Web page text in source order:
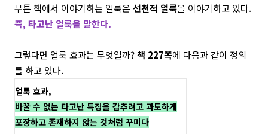
무튼 책에서 이야기하는 얼룩은 선천적 얼룩을 이야기하고 있다.
즉, 타고난 얼룩을 말한다.
그렇다면 얼룩 효과는 무엇일까?책 227쪽에 다음과 같이 정의
를 하고 있다.
얼룩 효과,
바꿀 수 없는 타고난 특징을 감추려고 과도하게
포장하고 존재하지 않는 것처럼 꾸미다